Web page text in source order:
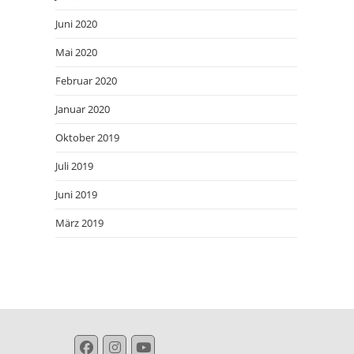
Juni 2020
Mai 2020
Februar 2020
Januar 2020
Oktober 2019
Juli 2019
Juni 2019
März 2019